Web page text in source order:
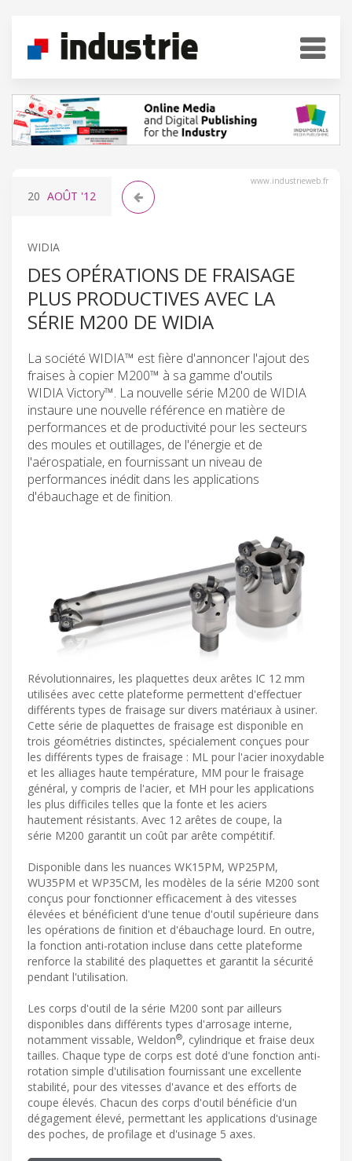
www.industrieweb.fr
20 AOÛT '12
WIDIA
DES OPÉRATIONS DE FRAISAGE
PLUS PRODUCTIVES AVEC LA
SÉRIE M200 DE WIDIA
La société WIDIA™ est fière d'annoncer l'ajout des
fraises à copier M200™ à sa gamme d'outils
WIDIA Victory™. La nouvelle série M200 de WIDIA
instaure une nouvelle référence en matière de
performances et de productivité pour les secteurs
des moules et outillages, de l'énergie et de
l'aérospatiale, en fournissant un niveau de
performances inédit dans les applications
d'ébauchage et de finition.
Révolutionnaires, les plaquettes deux arêtes IC 12 mm
utilisées avec cette plateforme permettent d'effectuer
différents types de fraisage sur divers matériaux à usiner.
Cette série de plaquettes de fraisage est disponible en
trois géométries distinctes, spécialement conçues pour
les différents types de fraisage : ML pour l'acier inoxydable
et les alliages haute température, MM pour le fraisage
général, y compris de l'acier, et MH pour les applications
les plus difficiles telles que la fonte et les aciers
hautement résistants. Avec 12 arêtes de coupe, la
série M200 garantit un coût par arête compétitif.
Disponible dans les nuances WK15PM, WP25PM,
WU35PM et WP35CM, les modèles de la série M200 sont
conçus pour fonctionner efficacement à des vitesses
élevées et bénéficient d'une tenue d'outil supérieure dans
les opérations de finition et d'ébauchage lourd. En outre,
la fonction anti-rotation incluse dans cette plateforme
renforce la stabilité des plaquettes et garantit la sécurité
pendant l'utilisation.
Les corps d'outil de la série M200 sont par ailleurs
disponibles dans différents types d'arrosage interne,
notamment vissable, Weldon®, cylindrique et fraise deux
tailles. Chaque type de corps est doté d'une fonction anti-
rotation simple d'utilisation fournissant une excellente
stabilité, pour des vitesses d'avance et des efforts de
coupe élevés. Chacun des corps d'outil bénéficie d'un
dégagement élevé, permettant les applications d'usinage
des poches, de profilage et d'usinage 5 axes.